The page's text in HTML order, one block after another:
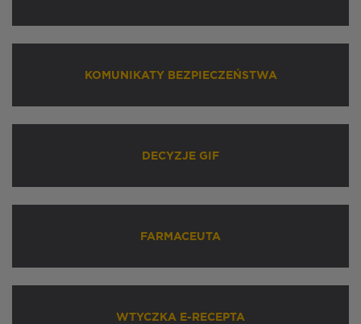
KOMUNIKATY BEZPIECZEŃSTWA
DECYZJE GIF
FARMACEUTA
WTYCZKA E-RECEPTA